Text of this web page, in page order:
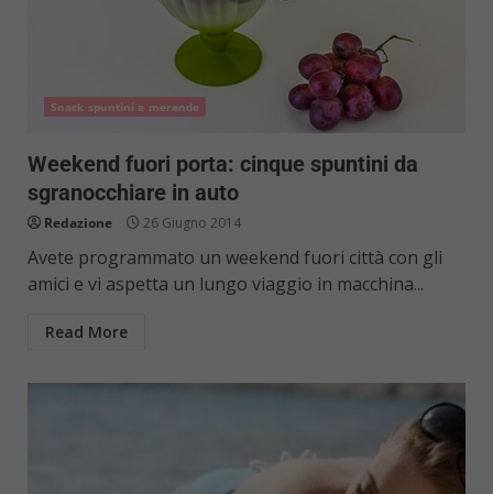
Snack spuntini e merende
Weekend fuori porta: cinque spuntini da
sgranocchiare in auto
Redazione 26 Giugno 2014
Avete programmato un weekend fuori città con gli
amici e vi aspetta un lungo viaggio in macchina...
Read More